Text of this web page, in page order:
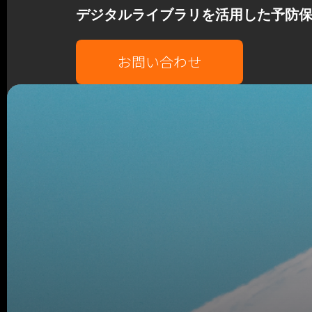
デジタルライブラリを活用した予防
お問い合わせ